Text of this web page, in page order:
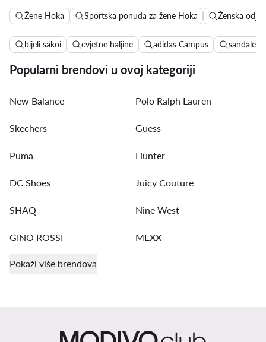
Žene Hoka Sportska ponuda za žene Hoka Ženska
bijeli sakoi cvjetne haljine adidas Campus sandale
Popularni brendovi u ovoj kategoriji
New Balance Polo Ralph Lauren
Skechers Guess
Puma Hunter
DC Shoes Juicy Couture
SHAQ Nine West
GINO ROSSI MEXX
Pokaži više brendova